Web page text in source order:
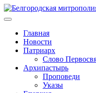
Главная
Новости
Патриарх
Слово
Архипастырь
Проповеди
Указы